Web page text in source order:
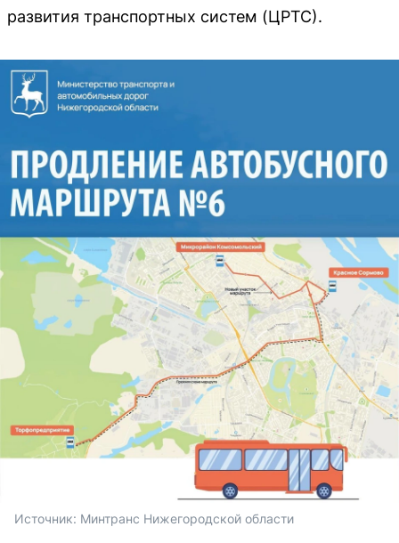
развития транспортных систем (ЦРТС).
Источник: Минтранс Нижегородской области